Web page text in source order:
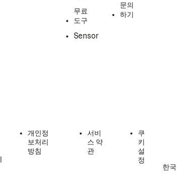
무료
도구
Sensor
문의
하기
개인정
보처리
방침
서비
스 약
관
쿠
키
설
정
한